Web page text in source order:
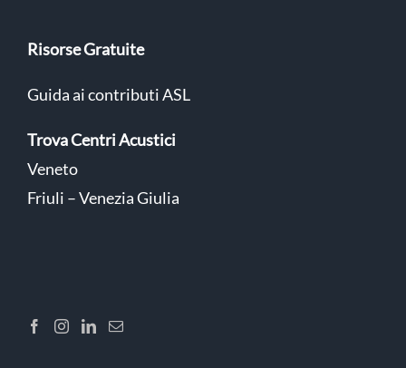
Risorse Gratuite
Guida ai contributi ASL
Trova Centri Acustici
Veneto
Friuli – Venezia Giulia